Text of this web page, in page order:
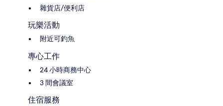
雜貨店/便利店
玩樂活動
附近可釣魚
專心工作
24 小時商務中心
3 間會議室
住宿服務